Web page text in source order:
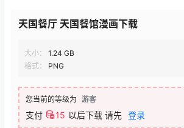
天国餐厅 天国餐馆漫画下载
大小：
1.24 GB
格式：
PNG
您当前的等级为 游客
支付 15 以后下载 请先 登录